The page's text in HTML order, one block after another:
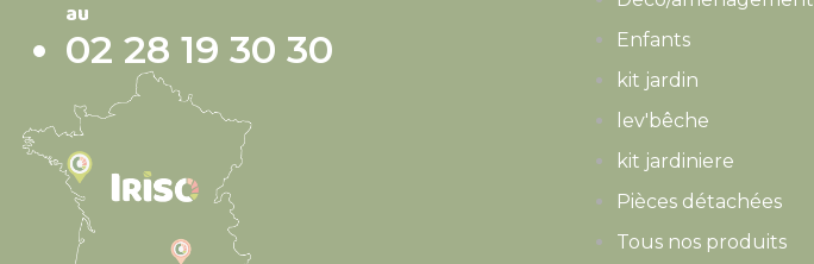
au
02 28 19 30 30
Enfants
kit jardin
lev'bêche
kit jardiniere
Pièces détachées
Tous nos produits